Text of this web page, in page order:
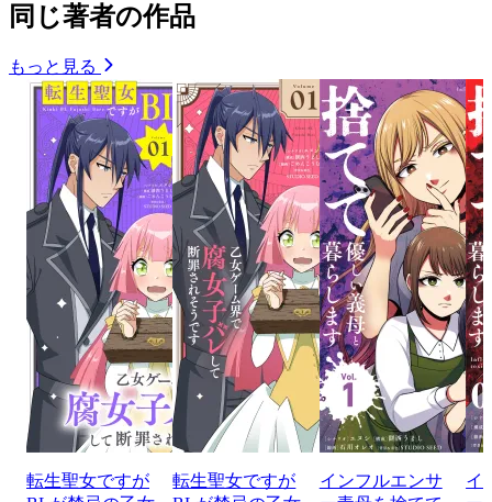
同じ著者の作品
もっと見る
転生聖女ですが
転生聖女ですが
インフルエンサ
イ